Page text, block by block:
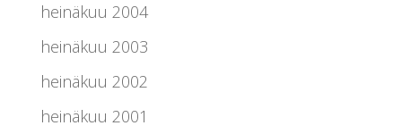
heinäkuu 2004
heinäkuu 2003
heinäkuu 2002
heinäkuu 2001